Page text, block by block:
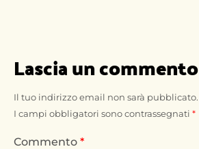
Lascia un commento
Il tuo indirizzo email non sarà pubblicato.
I campi obbligatori sono contrassegnati *
Commento *